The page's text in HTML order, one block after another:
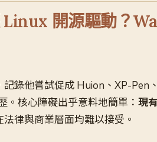
開源驅動？
錄他嘗試促成 Huion、XP-Pen
。核心障礙出乎意料地簡單： 現
法律與商業層面均難以接受。